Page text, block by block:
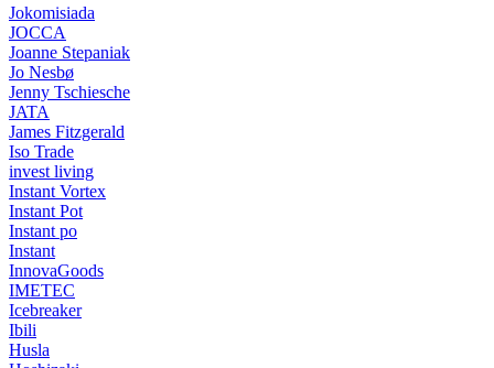
Jokomisiada
JOCCA
Joanne Stepaniak
Jo Nesbø
Jenny Tschiesche
JATA
James Fitzgerald
Iso Trade
invest living
Instant Vortex
Instant Pot
Instant po
Instant
InnovaGoods
IMETEC
Icebreaker
Ibili
Husla